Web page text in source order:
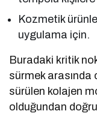
Kozmetik
uygulama için.
Buradaki kritik
sürmek
sürülen kolajen
olduğundan